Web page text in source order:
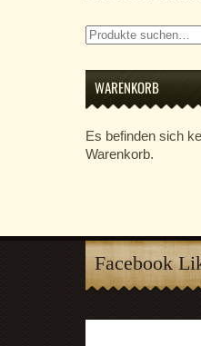
Suche
nach:
WARENKORB
Es befinden sich
Warenkorb.
Facebook